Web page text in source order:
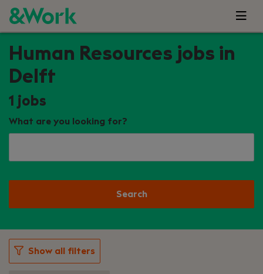
Human Resources jobs in
Delft
1 jobs
What are you looking for?
Search
Show all filters